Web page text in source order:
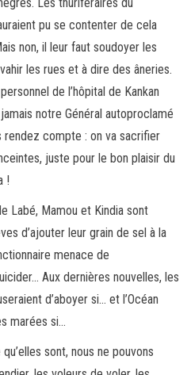
Les thuriféraires du
pu se contenter de cela
non, il leur faut soudoyer les
les rues et à dire des âneries.
de l’hôpital de Kankan
notre Général autoproclamé
rendez compte : on va sacrifier
juste pour le bon plaisir du
!
Labé, Mamou et Kindia sont
d’ajouter leur grain de sel à la
menace de
Aux dernières nouvelles, les
d’aboyer si… et l’Océan
marées si…
sont, nous ne pouvons